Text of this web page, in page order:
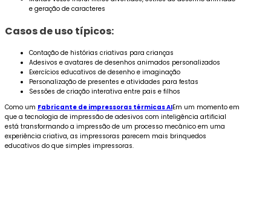
e geração de caracteres
Casos de uso típicos:
Contação de histórias criativas para crianças
Adesivos e avatares de desenhos animados personalizados
Exercícios educativos de desenho e imaginação
Personalização de presentes e atividades para festas
Sessões de criação interativa entre pais e filhos
Como um Fabricante de impressoras térmicas AIEm um momento em
que a tecnologia de impressão de adesivos com inteligência artificial
está transformando a impressão de um processo mecânico em uma
experiência criativa, as impressoras parecem mais brinquedos
educativos do que simples impressoras.